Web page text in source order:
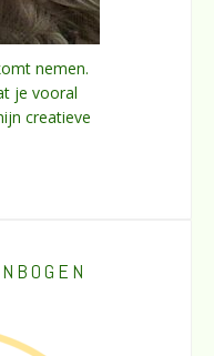
nemen.
je vooral
creatieve